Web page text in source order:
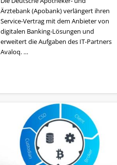
Ärztebank (Apobank) verlängert ihren
Service-Vertrag mit dem Anbieter von
digitalen Banking-Lösungen und
erweitert die Aufgaben des IT-Partners
Avaloq. …